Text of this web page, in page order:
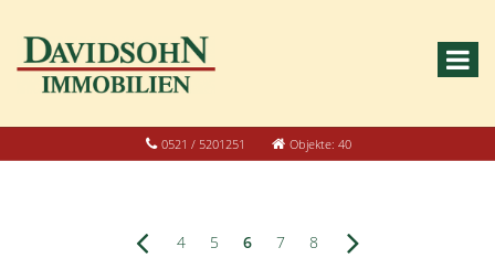
0521 / 5201251 Objekte: 40
4 5 6 7 8